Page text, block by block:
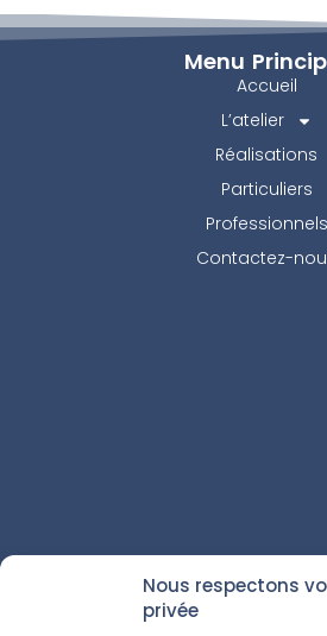
Nous respectons
privée
Menu
Accueil
L’atelier
Réalisations
Particuliers
Professionnels
Contactez-